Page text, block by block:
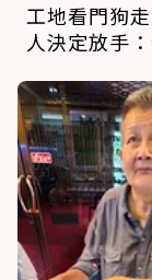
工地看門狗
人決定放手